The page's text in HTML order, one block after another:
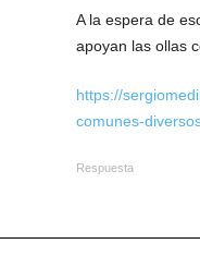
A la espera de
apoyan las ollas
https://
comunes-
Respuesta